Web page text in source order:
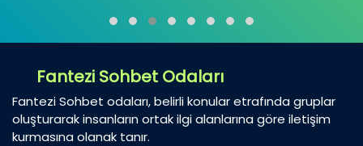
Fantezi Sohbet Odaları
Fantezi Sohbet odaları, belirli konular etrafında gruplar
oluşturarak insanların ortak ilgi alanlarına göre iletişim
kurmasına olanak tanır.